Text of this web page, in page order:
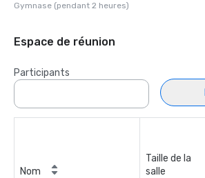
Gymnase (pendant 2 heures)
Espace de réunion
Participants
Nom
Taille de la
salle